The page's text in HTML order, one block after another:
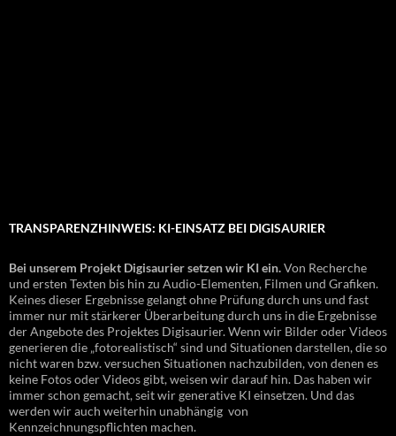
TRANSPARENZHINWEIS: KI-EINSATZ BEI DIGISAURIER
Bei unserem Projekt Digisaurier setzen wir KI ein.Von Recherche
und ersten Texten bis hin zu Audio-Elementen, Filmen und Grafiken.
Keines dieser Ergebnisse gelangt ohne Prüfung durch uns und fast
immer nur mit stärkerer Überarbeitung durch uns in die Ergebnisse
der Angebote des Projektes Digisaurier. Wenn wir Bilder oder Videos
generieren die „fotorealistisch“ sind und Situationen darstellen, die so
nicht waren bzw. versuchen Situationen nachzubilden, von denen es
keine Fotos oder Videos gibt, weisen wir darauf hin. Das haben wir
immer schon gemacht, seit wir generative KI einsetzen. Und das
werden wir auch weiterhin unabhängig von
Kennzeichnungspflichten machen.